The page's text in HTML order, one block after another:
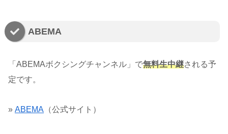
ABEMA
「ABEMAボクシングチャンネル」で無料生中継される予
定です。
» ABEMA （公式サイト）